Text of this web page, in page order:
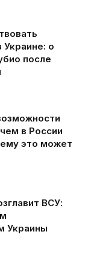
о
после
в России
это может
ВСУ:
Украины